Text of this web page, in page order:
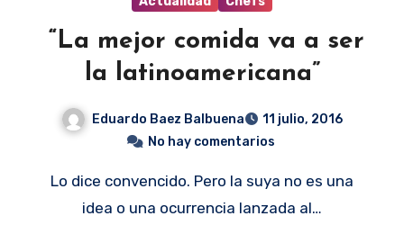
“La mejor comida va a ser
la latinoamericana”
Eduardo Baez Balbuena
11 julio, 2016
No hay comentarios
Lo dice convencido. Pero la suya no es una
idea o una ocurrencia lanzada al…